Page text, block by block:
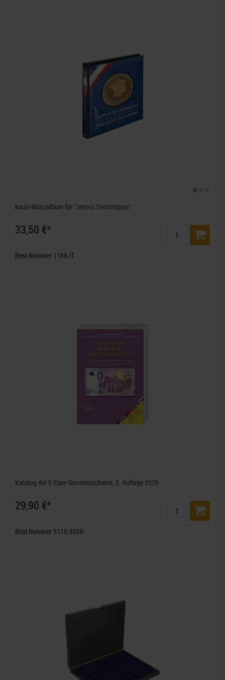
karat-Münzalbum für "Jetons Touristiques"
33,50 €*
Best.Nummer 1106JT
Katalog der 0-Euro-Souvenirscheine, 2. Auflage 2020
29,90 €*
Best.Nummer 5115-2020